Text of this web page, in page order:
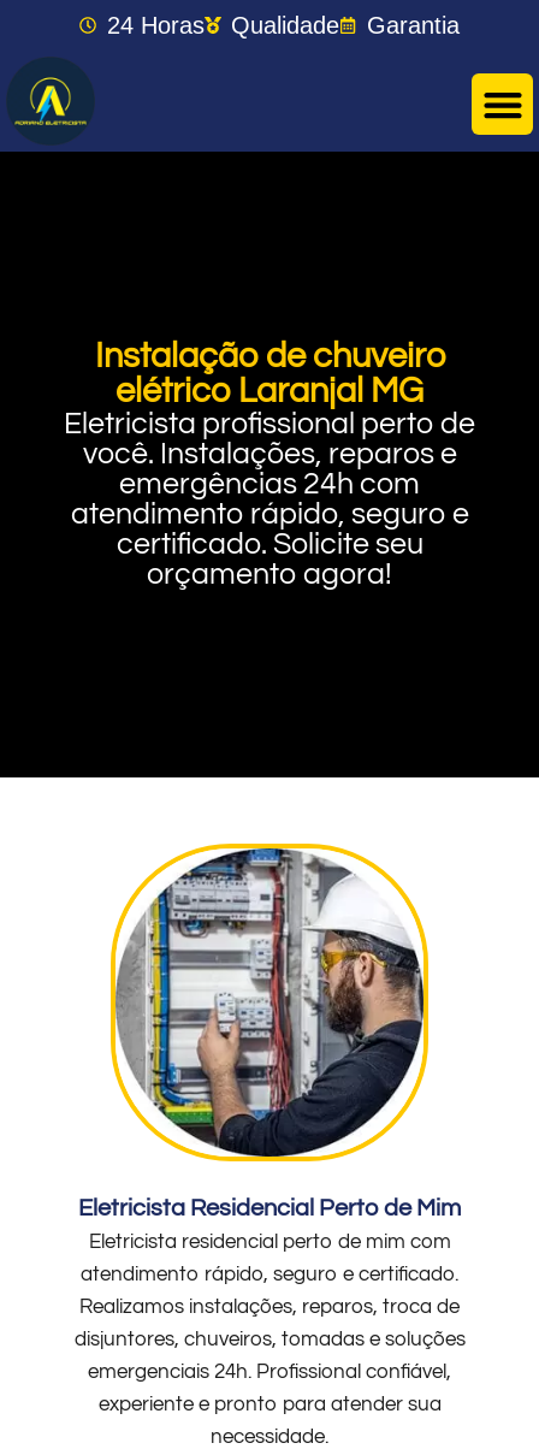
24 Horas Qualidade Garantia
Instalação de chuveiro
elétrico Laranjal MG
Eletricista profissional perto de
você. Instalações, reparos e
emergências 24h com
atendimento rápido, seguro e
certificado. Solicite seu
orçamento agora!
Eletricista Residencial Perto de Mim
Eletricista residencial perto de mim com
atendimento rápido, seguro e certificado.
Realizamos instalações, reparos, troca de
disjuntores, chuveiros, tomadas e soluções
emergenciais 24h. Profissional confiável,
experiente e pronto para atender sua
necessidade.